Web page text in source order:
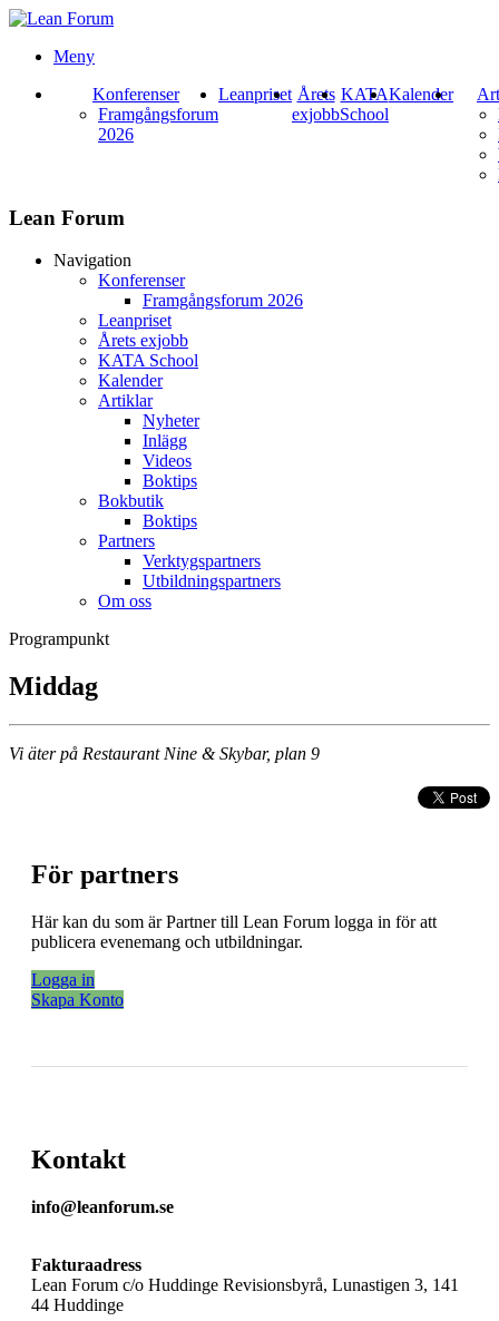
Meny
Konferenser
Framgångsforum
2026
Leanpriset Årets
exjobb
KATA
School
Kalender
Lean Forum
Navigation
Konferenser
Framgångsforum 2026
Leanpriset
Årets exjobb
KATA School
Kalender
Artiklar
Nyheter
Inlägg
Videos
Boktips
Bokbutik
Boktips
Partners
Verktygspartners
Utbildningspartners
Om oss
Programpunkt
Middag
Vi äter på Restaurant Nine & Skybar, plan 9
För partners
Här kan du som är Partner till Lean Forum logga in för att
publicera evenemang och utbildningar.
Logga in
Skapa Konto
Kontakt
info@leanforum.se
Fakturaadress
Lean Forum c/o Huddinge Revisionsbyrå, Lunastigen 3, 141
44 Huddinge